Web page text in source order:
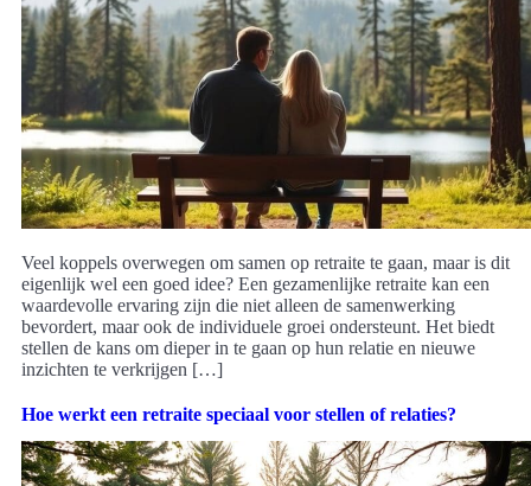
Veel koppels overwegen om samen op retraite te gaan, maar is dit
eigenlijk wel een goed idee? Een gezamenlijke retraite kan een
waardevolle ervaring zijn die niet alleen de samenwerking
bevordert, maar ook de individuele groei ondersteunt. Het biedt
stellen de kans om dieper in te gaan op hun relatie en nieuwe
inzichten te verkrijgen […]
Hoe werkt een retraite speciaal voor stellen of relaties?